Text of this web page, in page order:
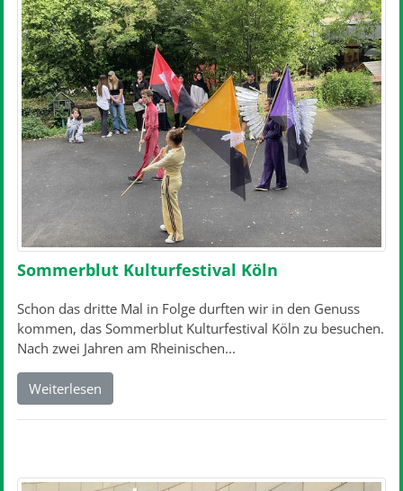
Sommerblut Kulturfestival Köln
Schon das dritte Mal in Folge durften wir in den Genuss
kommen, das Sommerblut Kulturfestival Köln zu besuchen.
Nach zwei Jahren am Rheinischen...
Weiterlesen